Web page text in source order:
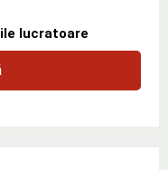
lucratoare